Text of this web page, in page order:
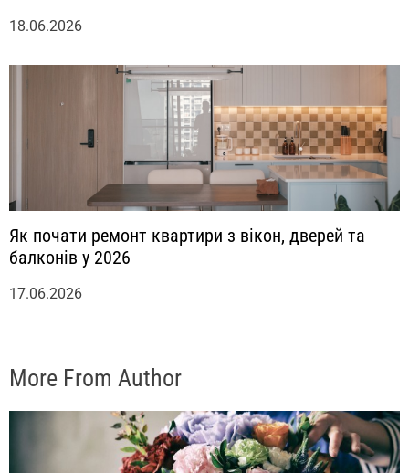
18.06.2026
Як почати ремонт квартири з вікон, дверей та
балконів у 2026
17.06.2026
More From Author